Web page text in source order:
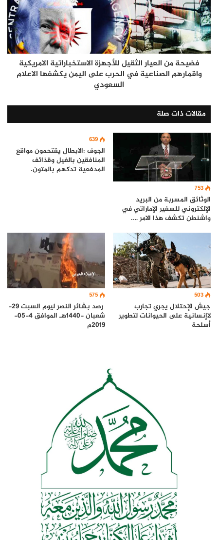
فضيحة من العيار الثقيل للأجهزة الاستخباراتية الامريكية
واقمارهم الصناعية في الحرب على اليمن يكشفها الاعلام
السعودي
مقالات ذات صلة
753
الوثائق المسربة من البريد
الإلكتروني للسفير الإماراتي في
واشنطن تكشف هذا الامر ….
639
الجوف :الابطال يقتحمون مواقع
المنافقين بالغيل وقذائف
المدفعية تدكهم بالمتون.
503
جيش الإحتلال يجري تجارب
لاإنسانية على الحيوانات لتطوير
أسلحة
575
رصد بشائر النصر ليوم السبت 29-
شعبان -1440هـ الموافق 4-05-
2019م